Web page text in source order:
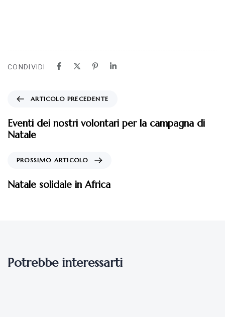
CONDIVIDI
ARTICOLO PRECEDENTE
Eventi dei nostri volontari per la campagna di
Natale
PROSSIMO ARTICOLO
Natale solidale in Africa
Potrebbe interessarti